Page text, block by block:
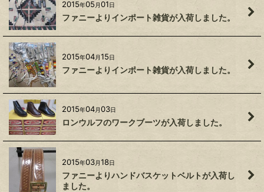
2015年05 月01日
ファニーよりインポート雑貨が入荷しました。
2015年04月15日
ファニーよりインポート雑貨が入荷しました。
2015年04月03日
ロンウルフのワークブーツが入荷しました。
2015年03月18日
ファニーよりハンドバスケットベルトが入荷し
ました。